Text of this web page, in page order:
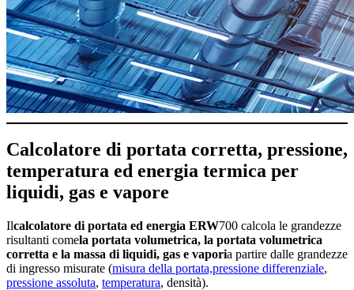
Calcolatore di portata corretta, pressione,
temperatura ed energia termica per
liquidi, gas e vapore
Ilcalcolatore di portata ed energia ERW700 calcola le grandezze
risultanti comela portata volumetrica, la portata volumetrica
corretta e la massa di liquidi, gas e vaporia partire dalle grandezze
di ingresso misurate (misura della portata,pressione differenziale,
pressione assoluta, temperatura, densità).